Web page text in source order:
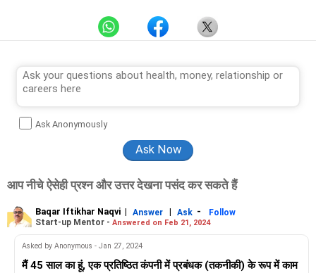
Ask Anonymously
आप नीचे ऐसेही प्रश्न और उत्तर देखना पसंद कर सकते हैं
Baqar Iftikhar Naqvi | Answer | Ask -
Follow
Start-up Mentor - Answered on Feb 21, 2024
Asked by Anonymous - Jan 27, 2024
मैं 45 साल का हूं, एक प्रतिष्ठित कंपनी में प्रबंधक (तकनीकी) के रूप में काम